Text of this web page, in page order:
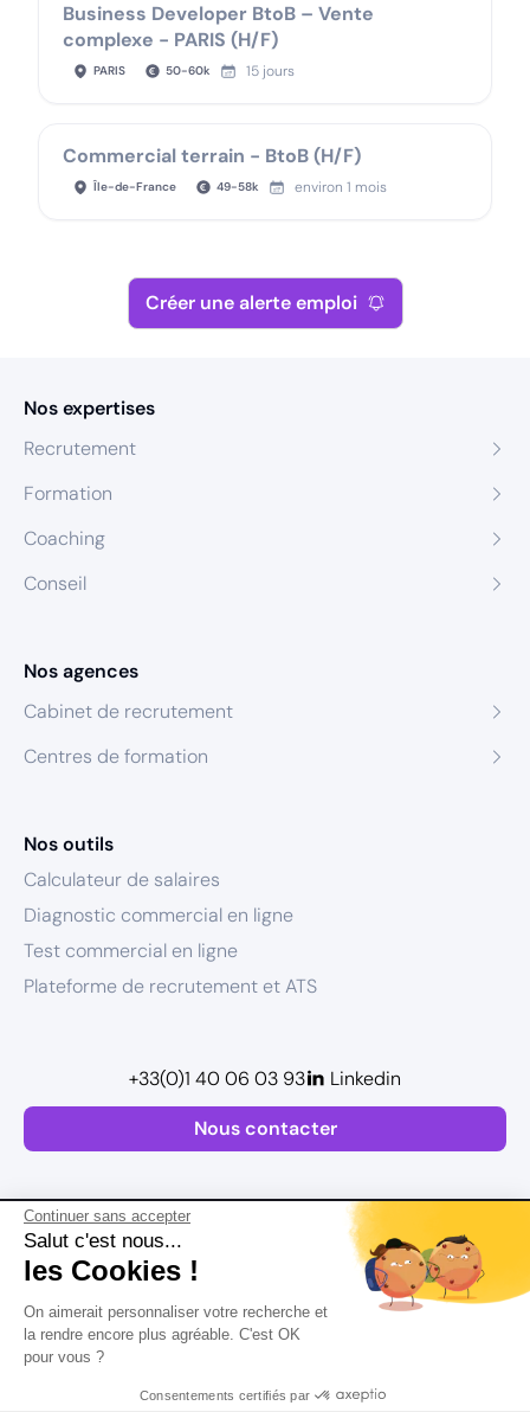
Continuer sans accepter
Salut c'est nous...
les Cookies !
On aimerait personnaliser votre recherche et
la rendre encore plus agréable. C'est OK
pour vous ?
Consentements certifiés par
Business Developer BtoB – Vente
complexe - PARIS (H/F)
PARIS 50-60k 15 jours
Commercial terrain - BtoB (H/F)
Île-de-France 49-58k environ 1 mois
Créer une alerte emploi
Nos expertises
Recrutement
Formation
Coaching
Conseil
Nos agences
Cabinet de recrutement
Centres de formation
Nos outils
Calculateur de salaires
Diagnostic commercial en ligne
Test commercial en ligne
Plateforme de recrutement et ATS
Nous contacter
+33(0)1 40 06 03 93 Linkedin
Plan de site
Mentions légales
Conditions Générales d’Utilisation